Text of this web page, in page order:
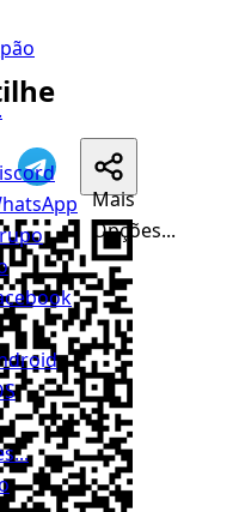
Mais
Opções...